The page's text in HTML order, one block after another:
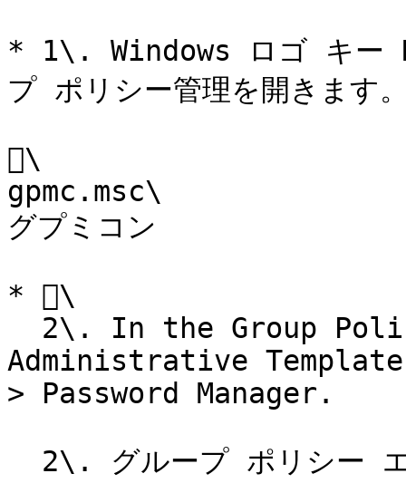
* 1\. Windows ロゴ キー R
プ ポリシー管理を開きます
\
gpmc.msc\
グプミコン
* \
Administrative
> Password Manager.